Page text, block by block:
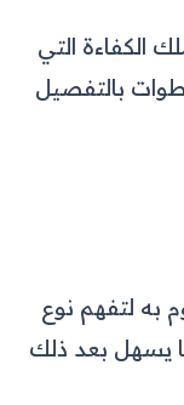
الكفاءة التي
بالتفصيل
به لتفهم نوع
يسهل بعد ذلك